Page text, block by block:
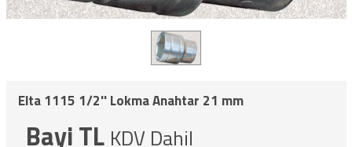
Elta 1115 1/2'' Lokma Anahtar 21 mm
Bayi TL KDV Dahil